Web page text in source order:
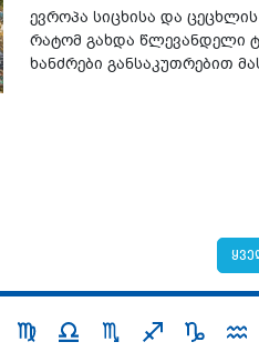
ევროპა სიცხისა და
რატომ გახდა წლევანდელი
ხანძრები განსაკუთრებით